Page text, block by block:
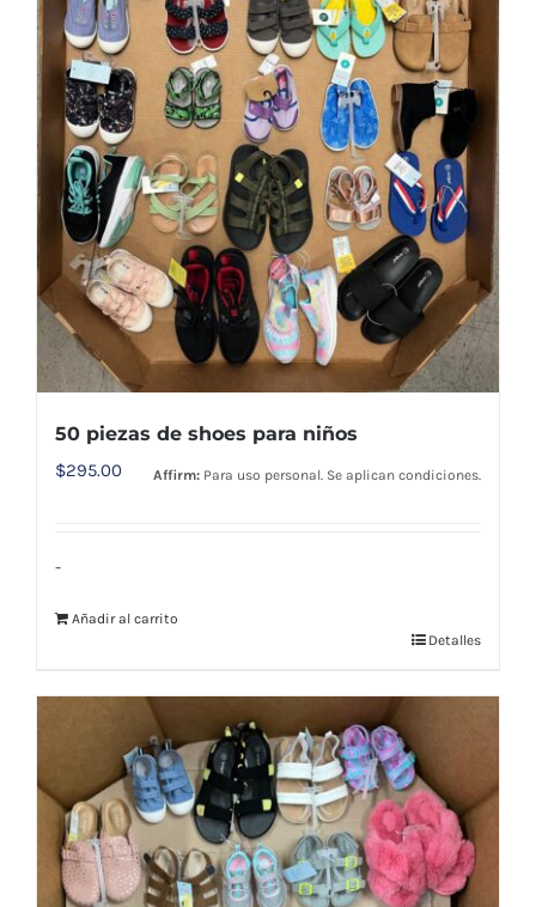
50 piezas de shoes para niños
$295.00 Affirm: Para uso personal. Se aplican condiciones.
-
Añadir al carrito
Detalles